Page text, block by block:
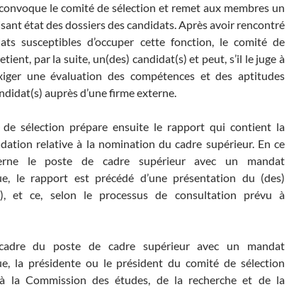
le comité de sélection et remet aux membres un
état des dossiers des candidats. Après avoir rencontré
susceptibles d’occuper cette fonction, le comité de
par la suite, un(des) candidat(s) et peut, s’il le juge à
une évaluation des compétences et des aptitudes
auprès d’une firme externe.
de sélection prépare ensuite le rapport qui contient la
relative à la nomination du cadre supérieur. En ce
le poste de cadre supérieur avec un mandat
le rapport est précédé d’une présentation du (des)
et ce, selon le processus de consultation prévu à
du poste de cadre supérieur avec un mandat
la présidente ou le président du comité de sélection
la Commission des études, de la recherche et de la